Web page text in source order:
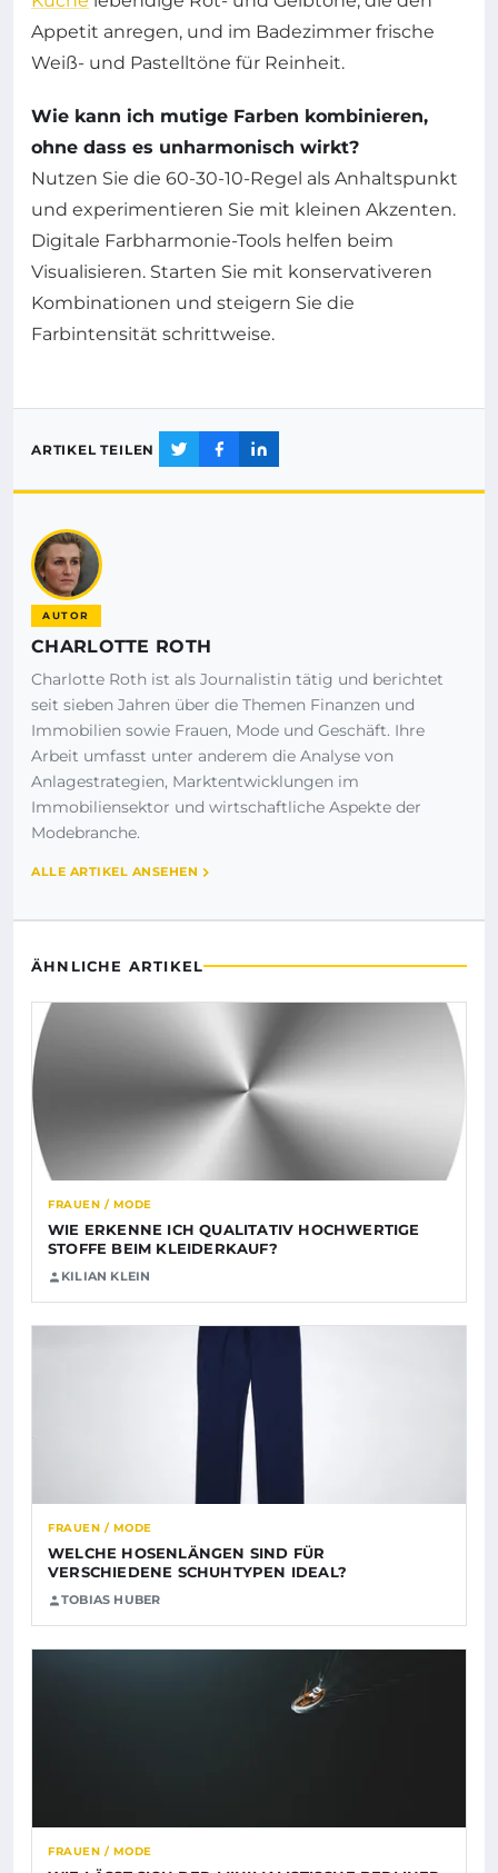
Appetit anregen, und im Badezimmer frische
Weiß- und Pastelltöne für Reinheit.
Wie kann ich mutige Farben kombinieren,
ohne dass es unharmonisch wirkt?
Nutzen Sie die 60-30-10-Regel als Anhaltspunkt
und experimentieren Sie mit kleinen Akzenten.
Digitale Farbharmonie-Tools helfen beim
Visualisieren. Starten Sie mit konservativeren
Kombinationen und steigern Sie die
Farbintensität schrittweise.
ARTIKEL TEILEN
AUTOR
CHARLOTTE ROTH
Charlotte Roth ist als Journalistin tätig und berichtet
seit sieben Jahren über die Themen Finanzen und
Immobilien sowie Frauen, Mode und Geschäft. Ihre
Arbeit umfasst unter anderem die Analyse von
Anlagestrategien, Marktentwicklungen im
Immobiliensektor und wirtschaftliche Aspekte der
Modebranche.
ALLE ARTIKEL ANSEHEN
ÄHNLICHE ARTIKEL
FRAUEN / MODE
WIE ERKENNE ICH QUALITATIV HOCHWERTIGE
STOFFE BEIM KLEIDERKAUF?
KILIAN KLEIN
FRAUEN / MODE
WELCHE HOSENLÄNGEN SIND FÜR
VERSCHIEDENE SCHUHTYPEN IDEAL?
TOBIAS HUBER
FRAUEN / MODE